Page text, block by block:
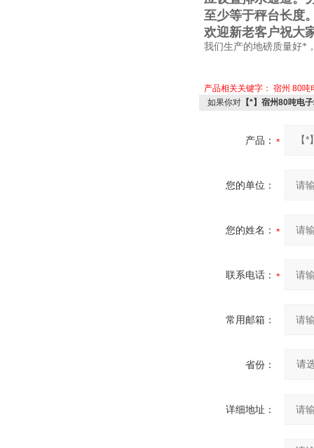
至少等于秤台长度
欢迎新老客户祝大
我们生产的地磅质量好*
产品相关关键字： 宿州 80吨
如果你对 【*】宿州80吨电
产品：
您的单位：
您的姓名：
联系电话：
常用邮箱：
省份：
详细地址：